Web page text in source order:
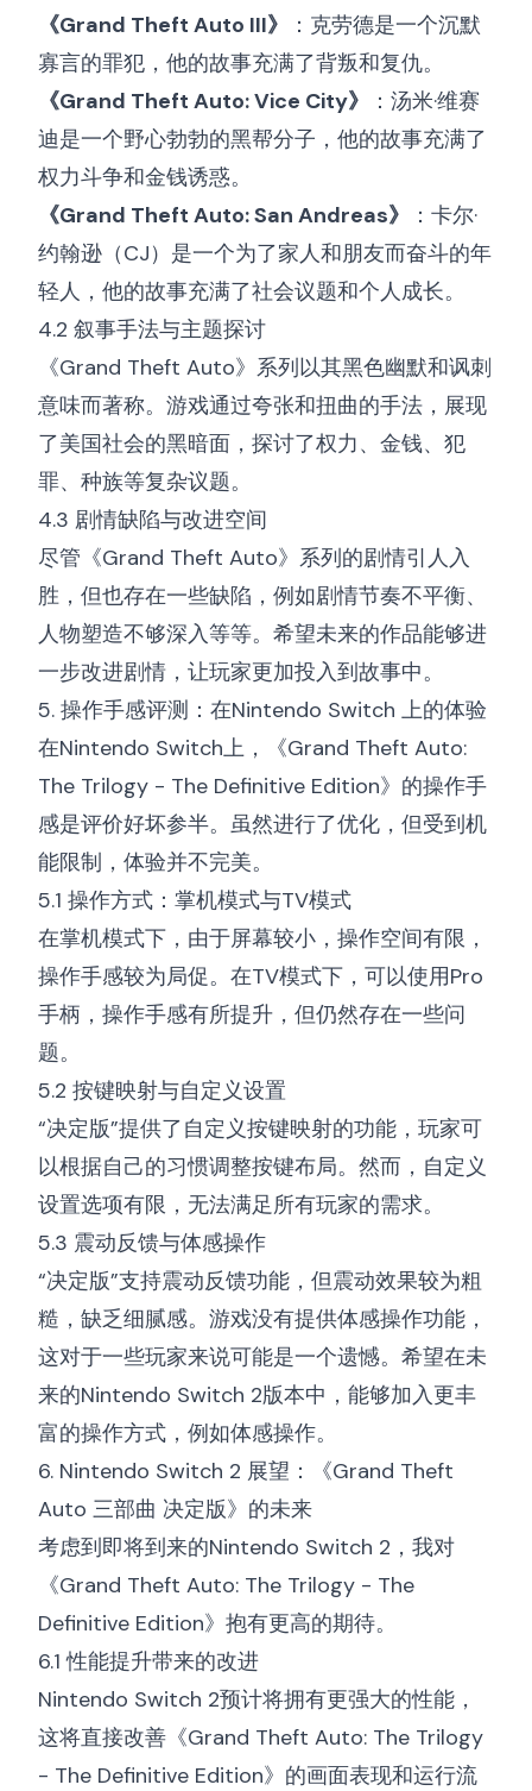
《Grand Theft Auto III》
：克劳德是一个沉默
寡言的罪犯，他的故事充满了背叛和复仇。
《Grand Theft Auto: Vice City》
：汤米·维赛
迪是一个野心勃勃的黑帮分子，他的故事充满了
权力斗争和金钱诱惑。
《Grand Theft Auto: San Andreas》
：卡尔·
约翰逊（CJ）是一个为了家人和朋友而奋斗的年
轻人，他的故事充满了社会议题和个人成长。
4.2 叙事手法与主题探讨
《Grand Theft Auto》系列以其黑色幽默和讽刺
意味而著称。游戏通过夸张和扭曲的手法，展现
了美国社会的黑暗面，探讨了权力、金钱、犯
罪、种族等复杂议题。
4.3 剧情缺陷与改进空间
尽管《Grand Theft Auto》系列的剧情引人入
胜，但也存在一些缺陷，例如剧情节奏不平衡、
人物塑造不够深入等等。希望未来的作品能够进
一步改进剧情，让玩家更加投入到故事中。
5. 操作手感评测：在Nintendo Switch 上的体验
在Nintendo Switch上，《Grand Theft Auto:
The Trilogy - The Definitive Edition》的操作手
感是评价好坏参半。虽然进行了优化，但受到机
能限制，体验并不完美。
5.1 操作方式：掌机模式与TV模式
在掌机模式下，由于屏幕较小，操作空间有限，
操作手感较为局促。在TV模式下，可以使用Pro
手柄，操作手感有所提升，但仍然存在一些问
题。
5.2 按键映射与自定义设置
“决定版”提供了自定义按键映射的功能，玩家可
以根据自己的习惯调整按键布局。然而，自定义
设置选项有限，无法满足所有玩家的需求。
5.3 震动反馈与体感操作
“决定版”支持震动反馈功能，但震动效果较为粗
糙，缺乏细腻感。游戏没有提供体感操作功能，
这对于一些玩家来说可能是一个遗憾。希望在未
来的Nintendo Switch 2版本中，能够加入更丰
富的操作方式，例如体感操作。
6. Nintendo Switch 2 展望：《Grand Theft
Auto 三部曲 决定版》的未来
考虑到即将到来的Nintendo Switch 2，我对
《Grand Theft Auto: The Trilogy - The
Definitive Edition》抱有更高的期待。
6.1 性能提升带来的改进
Nintendo Switch 2预计将拥有更强大的性能，
这将直接改善《Grand Theft Auto: The Trilogy
- The Definitive Edition》的画面表现和运行流